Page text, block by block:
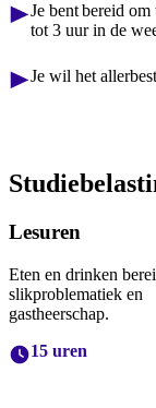
Je bent bereid
tot 3 uur in de
Je wil het
Lesuren
Eten en drinken
slikproblematiek en
gastheerschap.
15 uren